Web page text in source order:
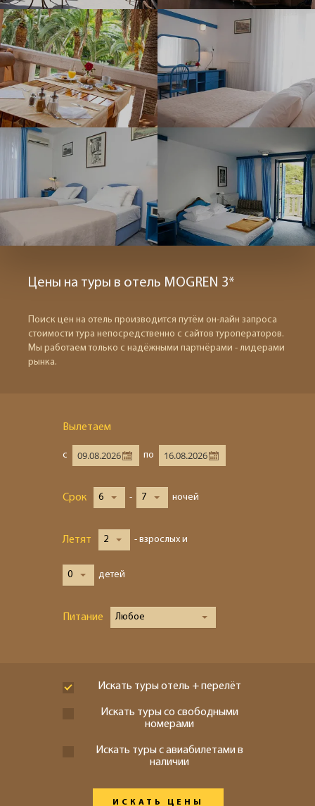
Цены на туры в отель MOGREN 3*
Поиск цен на отель производится путём он-лайн запроса
стоимости тура непосредственно с сайтов туроператоров.
Мы работаем только с надёжными партнёрами - лидерами
рынка.
Вылетаем
с по
Срок 6 - 7 ночей
Летят 2 - взрослых и
0 детей
Питание Любое
Искать туры отель + перелёт
Искать туры со свободными
номерами
Искать туры с авиабилетами в
наличии
ИСКАТЬ ЦЕНЫ